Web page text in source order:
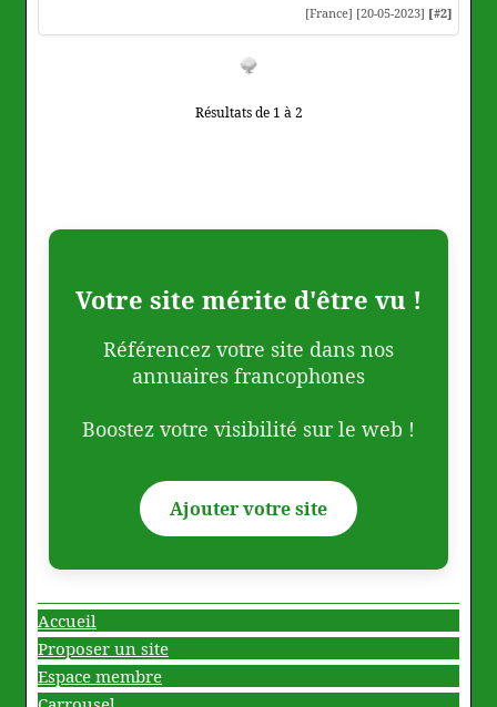
[France] [20-05-2023] [#2]
Résultats de 1 à 2
Votre site mérite d'être vu !
Référencez votre site dans nos
annuaires francophones
Boostez votre visibilité sur le web !
Ajouter votre site
Accueil
Proposer un site
Espace membre